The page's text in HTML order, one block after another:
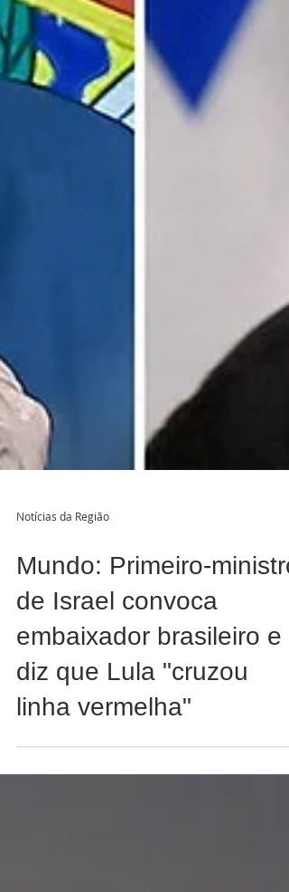
Notícias da Região
Mundo: Primeiro-ministro
de Israel convoca
embaixador brasileiro e